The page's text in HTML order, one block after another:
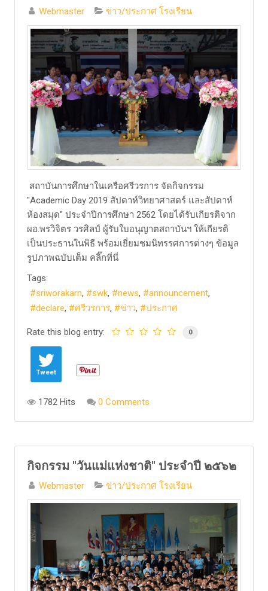
Webmaster ข่าว/ประกาศ โรงเรียน
สถาบันการศึกษาในเครือศรีวรการ จัดกิจกรรม
"Academic Day 2019 สัปดาห์วิทยาศาสตร์ และสัปดาห์
ห้องสมุด" ประจำปีการศึกษา 2562 โดยได้รับเกียรติจาก
ผอ.พรวิจิตร วรศิลป์ ผู้รับใบอนุญาตสถาบันฯ ให้เกียรติ
เป็นประธานในพิธี พร้อมเยี่ยมชมนิทรรศการต่างๆ ข้อมูล
รูปภาพฉบับเต็ม คลิ๊กที่นี่
Tags:
sriworakarn
swk news
announcement
declare
ศรีวรการ ข่าว ประกาศ
Rate this blog entry: 0
Tweet
1782 Hits 0 Comments
กิจกรรม "วันแม่แห่งชาติ" ประจำปี ๒๕๖๒
Webmaster ข่าว/ประกาศ โรงเรียน